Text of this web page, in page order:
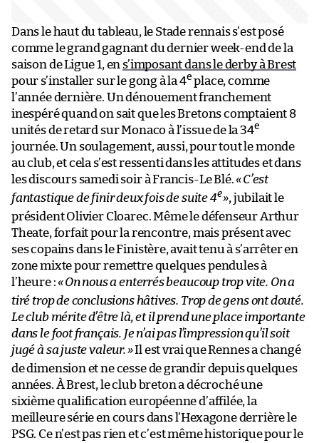
Dans le haut du tableau, le Stade rennais s’est posé
comme le grand gagnant du dernier week-end de la
saison de Ligue 1, en s’imposant dans le derby à Brest
pour s’installer sur le gong à la 4e place, comme
l’année dernière. Un dénouement franchement
inespéré quand on sait que les Bretons comptaient 8
unités de retard sur Monaco à l’issue de la 34e
journée. Un soulagement, aussi, pour tout le monde
au club, et cela s’est ressenti dans les attitudes et dans
les discours samedi soir à Francis-Le Blé.«C’est
fantastique de finir deux fois de suite 4e», jubilait le
président Olivier Cloarec. Même le défenseur Arthur
Theate, forfait pour la rencontre, mais présent avec
ses copains dans le Finistère, avait tenu à s’arrêter en
zone mixte pour remettre quelques pendules à
l’heure :«On nous a enterrés beaucoup trop vite. On a
tiré trop de conclusions hâtives. Trop de gens ont douté.
Le club mérite d’être là, et il prend une place importante
dans le foot français. Je n’ai pas l’impression qu’il soit
jugé à sa juste valeur.»Il est vrai que Rennes a changé
de dimension et ne cesse de grandir depuis quelques
années. À Brest, le club breton a décroché une
sixième qualification européenne d’affilée, la
meilleure série en cours dans l’Hexagone derrière le
PSG. Ce n’est pas rien et c’est même historique pour le